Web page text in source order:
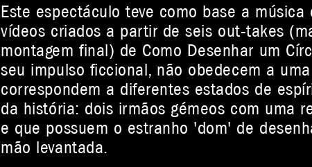
Este espectáculo teve como base a
vídeos criados a partir de seis out-takes
montagem final) de Como Desenhar um
seu impulso ficcional, não obedecem a
correspondem a diferentes estados de
da história: dois irmãos gémeos com uma
e que possuem o estranho 'dom' de
mão levantada.